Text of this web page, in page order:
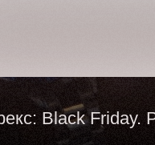
Black Friday.